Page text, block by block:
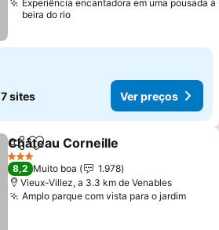
Experiência encantadora em uma pousada à
beira do rio
7 sites Ver preços
PartilharAdicionar aos favoritos
Château Corneille
3 Estrelas
8,2 Muito boa
1.978
Vieux-Villez, a 3.3 km de Venables
Amplo parque com vista para o jardim